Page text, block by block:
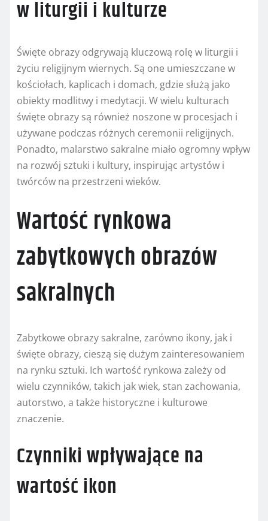
w liturgii i kulturze
Święte obrazy odgrywają kluczową rolę w liturgii i
życiu religijnym wiernych. Są one umieszczane w
kościołach, kaplicach i domach, gdzie służą jako
obiekty modlitwy i medytacji. W wielu kulturach
święte obrazy są również noszone w procesjach i
używane podczas różnych ceremonii religijnych.
Ponadto, malarstwo sakralne miało ogromny wpływ
na rozwój sztuki i kultury, inspirując artystów i
twórców na przestrzeni wieków.
Wartość rynkowa
zabytkowych obrazów
sakralnych
Zabytkowe obrazy sakralne, zarówno ikony, jak i
święte obrazy, cieszą się dużym zainteresowaniem
na rynku sztuki. Ich wartość rynkowa zależy od
wielu czynników, takich jak wiek, stan zachowania,
autorstwo, a także historyczne i kulturowe
znaczenie.
Czynniki wpływające na
wartość ikon